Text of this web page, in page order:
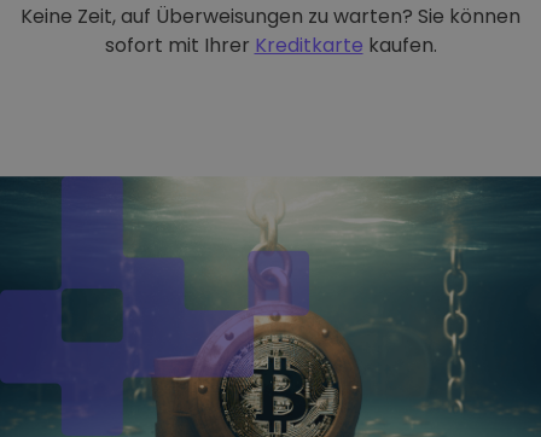
Keine Zeit, auf Überweisungen zu warten? Sie können
sofort mit Ihrer Kreditkarte kaufen.